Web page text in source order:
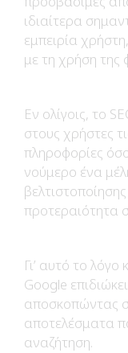
ιδιαίτερα
εμπειρία
με τη χρήση της
Εν ολίγοις, το
στους χρήστες
πληροφορίες
νούμερο ένα
προτεραιότητα
Γι’ αυτό το
Google
αποσκοπώντας
αποτελέσματα
αναζήτηση.